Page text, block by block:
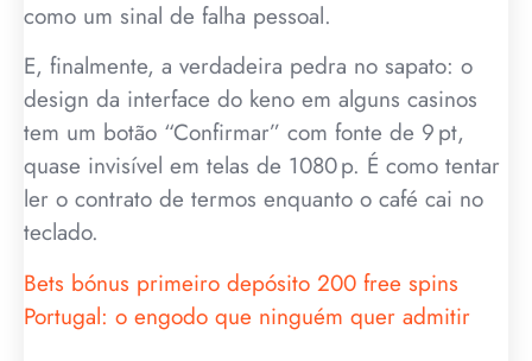
como um sinal de falha pessoal.
E, finalmente, a verdadeira pedra no sapato: o
design da interface do keno em alguns casinos
tem um botão “Confirmar” com fonte de 9 pt,
quase invisível em telas de 1080 p. É como tentar
ler o contrato de termos enquanto o café cai no
teclado.
Bets bónus primeiro depósito 200 free spins
Portugal: o engodo que ninguém quer admitir